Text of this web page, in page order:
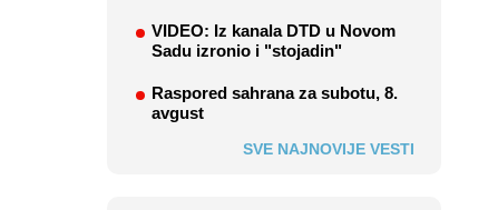
VIDEO: Iz kanala DTD u Novom
Sadu izronio i "stojadin"
Raspored sahrana za subotu, 8.
avgust
SVE NAJNOVIJE VESTI